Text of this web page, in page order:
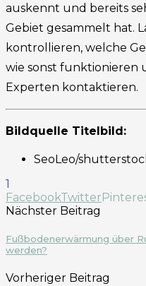
auskennt und bereits
Gebiet gesammelt hat.
kontrollieren, welche
wie sonst funktionieren
Experten kontaktieren.
Bildquelle Titelbild:
SeoLeo/
1
FacebookTwitter
Nächster Beitrag
Fußbodenerwärmung über
werden?
Vorheriger Beitrag